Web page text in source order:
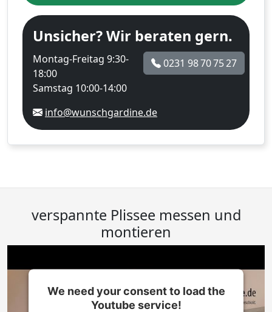
Unsicher? Wir beraten gern.
Montag-Freitag 9:30-
18:00
Samstag 10:00-14:00
0231 98 70 75 27
info@wunschgardine.de
verspannte Plissee messen und
montieren
We need your consent to load the
Youtube service!